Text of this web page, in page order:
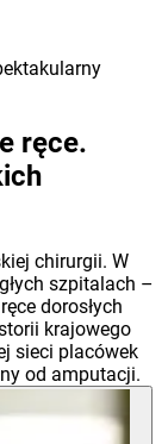
ręce.
chirurgii. W
szpitalach –
dorosłych
krajowego
sieci placówek
od amputacji.